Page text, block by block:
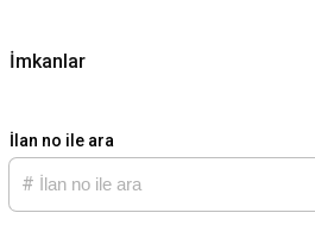
İmkanlar
İlan no ile ara